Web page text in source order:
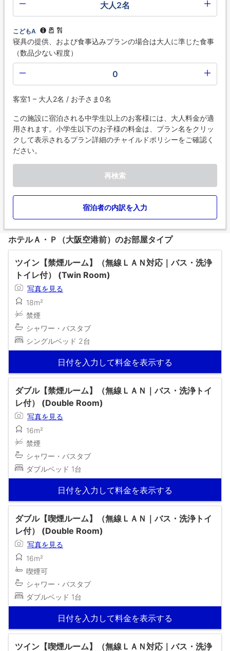
大人2名
こどもA
寝具の提供、および食事込みプランの場合は大人に準じた食事
（数品少ない程度）
0
客室1 – 大人2名 / お子さま0名
この施設に宿泊される中学生以上のお客様には、大人料金が適
用されます。小学生以下のお子様の料金は、プラン名をクリッ
クして表示されるプラン詳細のチャイルドポリシーをご確認く
ださい。
再検索
宿泊者の内訳を入力
ホテルＡ・Ｐ（大阪空港前）のお部屋タイプ
ツイン【禁煙ルーム】（無線ＬＡＮ対応｜バス・洗浄
トイレ付） (Twin Room)
写真を見る
18m²
禁煙
シャワー・バスタブ
シングルベッド 2台
日付を入力して料金を表示する
ダブル【禁煙ルーム】（無線ＬＡＮ｜バス・洗浄トイ
レ付） (Double Room)
写真を見る
16m²
禁煙
シャワー・バスタブ
ダブルベッド 1台
日付を入力して料金を表示する
ダブル【喫煙ルーム】（無線ＬＡＮ｜バス・洗浄トイ
レ付） (Double Room)
写真を見る
16m²
喫煙可
シャワー・バスタブ
ダブルベッド 1台
日付を入力して料金を表示する
ツイン【喫煙ルーム】（無線ＬＡＮ対応｜バス・洗浄